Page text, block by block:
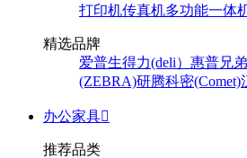
打印机传真机多功能一体
精选品牌
爱普生得力(deli） 惠普兄
(ZEBRA)研腾科密(Comet)
办公家具
推荐品类